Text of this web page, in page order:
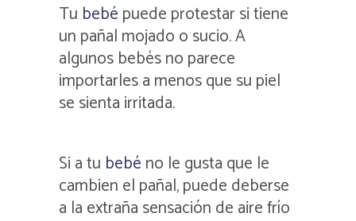
Tu bebé puede protestar si tiene
un pañal mojado o sucio. A
algunos bebés no parece
importarles a menos que su piel
se sienta irritada.
Si a tu bebé no le gusta que le
cambien el pañal, puede deberse
a la extraña sensación de aire frío